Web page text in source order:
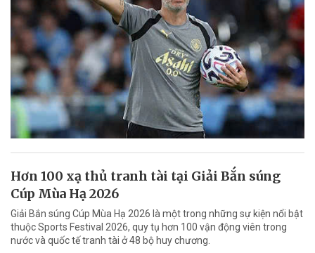
Hơn 100 xạ thủ tranh tài tại Giải Bắn súng
Cúp Mùa Hạ 2026
Giải Bắn súng Cúp Mùa Hạ 2026 là một trong những sự kiện nổi bật
thuộc Sports Festival 2026, quy tụ hơn 100 vận động viên trong
nước và quốc tế tranh tài ở 48 bộ huy chương.